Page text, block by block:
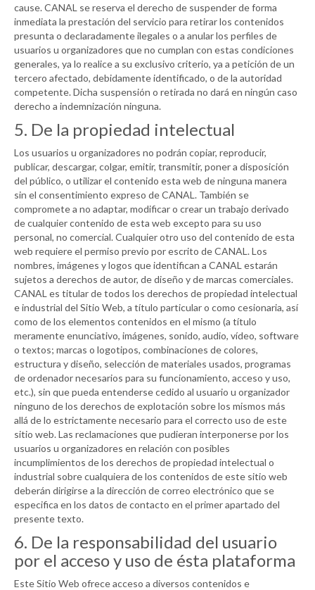
cause.CANAL se reserva el derecho de suspender de forma
inmediata la prestación del servicio para retirar los contenidos
presunta o declaradamente ilegales o a anular los perfiles de
usuarios u organizadores que no cumplan con estas condiciones
generales, ya lo realice a su exclusivo criterio, ya a petición de un
tercero afectado, debidamente identificado, o de la autoridad
competente. Dicha suspensión o retirada no dará en ningún caso
derecho a indemnización ninguna.
5. De la propiedad intelectual
Los usuarios u organizadores no podrán copiar, reproducir,
publicar, descargar, colgar, emitir, transmitir, poner a disposición
del público, o utilizar el contenido esta web de ninguna manera
sin el consentimiento expreso deCANAL . También se
compromete a no adaptar, modificar o crear un trabajo derivado
de cualquier contenido de esta web excepto para su uso
personal, no comercial. Cualquier otro uso del contenido de esta
web requiere el permiso previo por escrito deCANAL . Los
nombres, imágenes y logos que identifican a CANAL estarán
sujetos a derechos de autor, de diseño y de marcas comerciales.
CANAL es titular de todos los derechos de propiedad intelectual
e industrial del Sitio Web, a título particular o como cesionaria, así
como de los elementos contenidos en el mismo (a título
meramente enunciativo, imágenes, sonido, audio, vídeo, software
o textos; marcas o logotipos, combinaciones de colores,
estructura y diseño, selección de materiales usados, programas
de ordenador necesarios para su funcionamiento, acceso y uso,
etc.), sin que pueda entenderse cedido al usuario u organizador
ninguno de los derechos de explotación sobre los mismos más
allá de lo estrictamente necesario para el correcto uso de este
sitio web. Las reclamaciones que pudieran interponerse por los
usuarios u organizadores en relación con posibles
incumplimientos de los derechos de propiedad intelectual o
industrial sobre cualquiera de los contenidos de este sitio web
deberán dirigirse a la dirección de correo electrónico que se
especifica en los datos de contacto en el primer apartado del
presente texto.
6. De la responsabilidad del usuario
por el acceso y uso de ésta plataforma
Este Sitio Web ofrece acceso a diversos contenidos e